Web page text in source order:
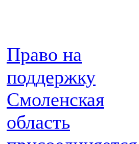
Право на
поддержку
Смоленская
область